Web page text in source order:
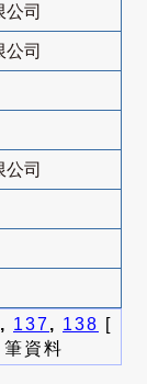
司
司
司
137, 138 [
筆資料